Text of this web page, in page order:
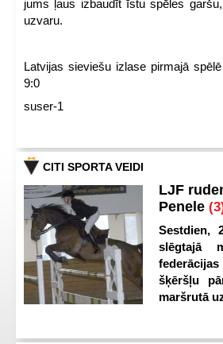
jums ļaus izbaudīt īstu spēles
uzvaru.
Latvijas sieviešu izlase pirmajā
9:0
suser-1
CITI SPORTA VEIDI
LJF
Penele
Sestdien,
slēgtajā
šķēršļu
maršrutā